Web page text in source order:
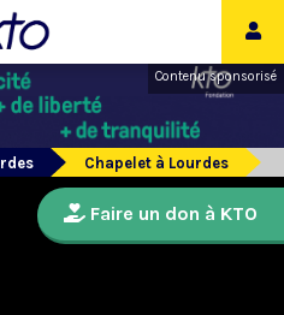
Contenu sponsorisé
Chapelet à Lourdes
Faire un don à KTO